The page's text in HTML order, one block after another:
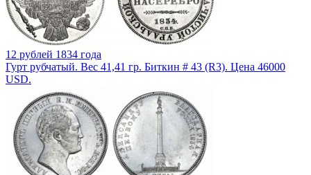
12 рублей 1834 года
Гурт рубчатый. Вес 41,41 гр. Биткин # 43 (R3). Цена 46000
USD.